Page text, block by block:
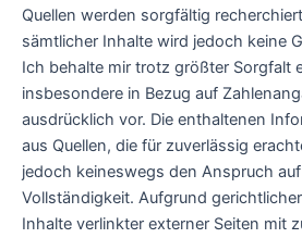
Quellen werden sorgfältig
sämtlicher Inhalte wird jedoch keine
Ich behalte mir trotz größter Sorgfalt
insbesondere in Bezug auf
ausdrücklich vor. Die enthaltenen
aus Quellen, die für zuverlässig
jedoch keineswegs den Anspruch
Vollständigkeit. Aufgrund
Inhalte verlinkter externer Seiten mit